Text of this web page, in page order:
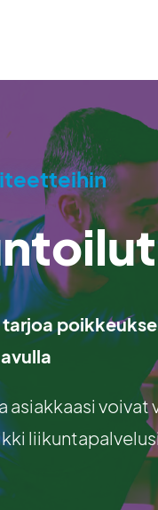
asiakkaasi